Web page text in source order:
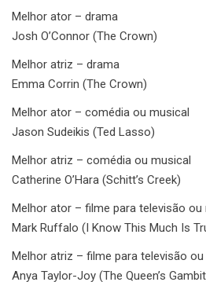
Melhor ator – drama
Josh O’Connor (The Crown)
Melhor atriz – drama
Emma Corrin (The Crown)
Melhor ator – comédia ou musical
Jason Sudeikis (Ted Lasso)
Melhor atriz – comédia ou musical
Catherine O’Hara (Schitt’s Creek)
Melhor ator – filme para televisão ou
Mark Ruffalo (I Know This Much Is
Melhor atriz – filme para televisão
Anya Taylor-Joy (The Queen’s